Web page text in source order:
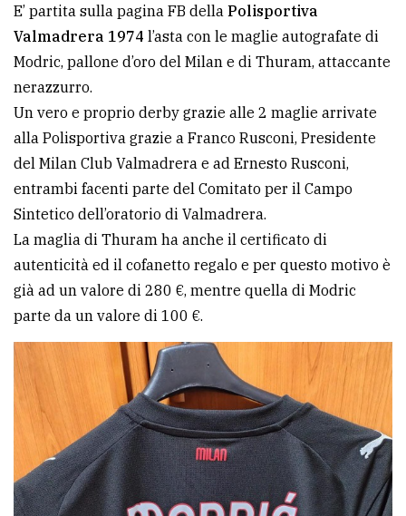
CERCA
Cerca
per
comune
Ricerca
avanzata
ALTRE
TESTATE
PRIVACY
Privacy
policy
E’ partita sulla pagina FB della Polisportiva
Valmadrera 1974 l’asta con le maglie autografate di
Modric, pallone d’oro del Milan e di Thuram, attaccante
nerazzurro.
Un vero e proprio derby grazie alle 2 maglie arrivate
alla Polisportiva grazie a Franco Rusconi, Presidente
del Milan Club Valmadrera e ad Ernesto Rusconi,
entrambi facenti parte del Comitato per il Campo
Sintetico dell’oratorio di Valmadrera.
La maglia di Thuram ha anche il certificato di
autenticità ed il cofanetto regalo e per questo motivo è
già ad un valore di 280 €, mentre quella di Modric
parte da un valore di 100 €.